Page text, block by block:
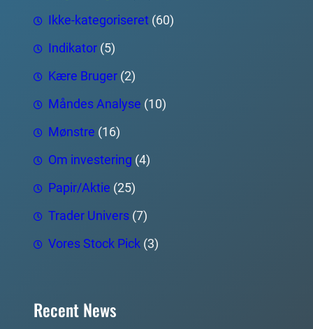
Ikke-kategoriseret (60)
Indikator (5)
Kære Bruger (2)
Måndes Analyse (10)
Mønstre (16)
Om investering (4)
Papir/Aktie (25)
Trader Univers (7)
Vores Stock Pick (3)
Recent News